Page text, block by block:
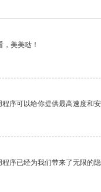
美美哒！
序可以给你提供最高速度和
序已经为我们带来了无限的隐